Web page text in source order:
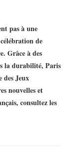
pas à une
de
Grâce à des
la durabilité, Paris
des Jeux
nouvelles et
consultez les